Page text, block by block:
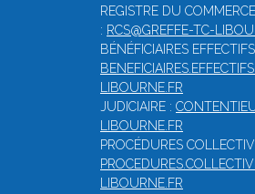
REGISTRE DU
: RCS@GREFFE-TC-
BÉNÉFICIAIRES
LIBOURNE.FR
JUDICIAIRE :
LIBOURNE.FR
PROCÉDURES
LIBOURNE.FR